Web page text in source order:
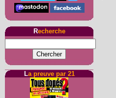
Recherche
La preuve par 21